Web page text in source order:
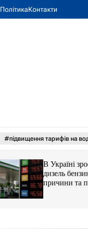
ПолітикаКонтакти
#підвищення тарифів на
В Україні
дизель бензин і
причини та